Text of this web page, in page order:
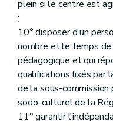
plein si le centre est
;
10° disposer d'un
nombre et le temps
pédagogique et qui
qualifications fixés par
de la sous-
socio-culturel de la
11° garantir